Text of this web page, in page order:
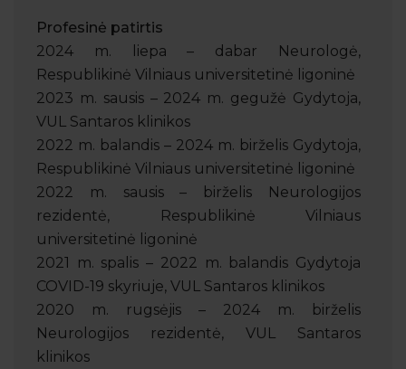
Profesinė patirtis
2024 m. liepa – dabar Neurologė,
Respublikinė Vilniaus universitetinė ligoninė
2023 m. sausis – 2024 m. gegužė Gydytoja,
VUL Santaros klinikos
2022 m. balandis – 2024 m. birželis Gydytoja,
Respublikinė Vilniaus universitetinė ligoninė
2022 m. sausis – birželis Neurologijos
rezidentė, Respublikinė Vilniaus
universitetinė ligoninė
2021 m. spalis – 2022 m. balandis Gydytoja
COVID-19 skyriuje, VUL Santaros klinikos
2020 m. rugsėjis – 2024 m. birželis
Neurologijos rezidentė, VUL Santaros
klinikos